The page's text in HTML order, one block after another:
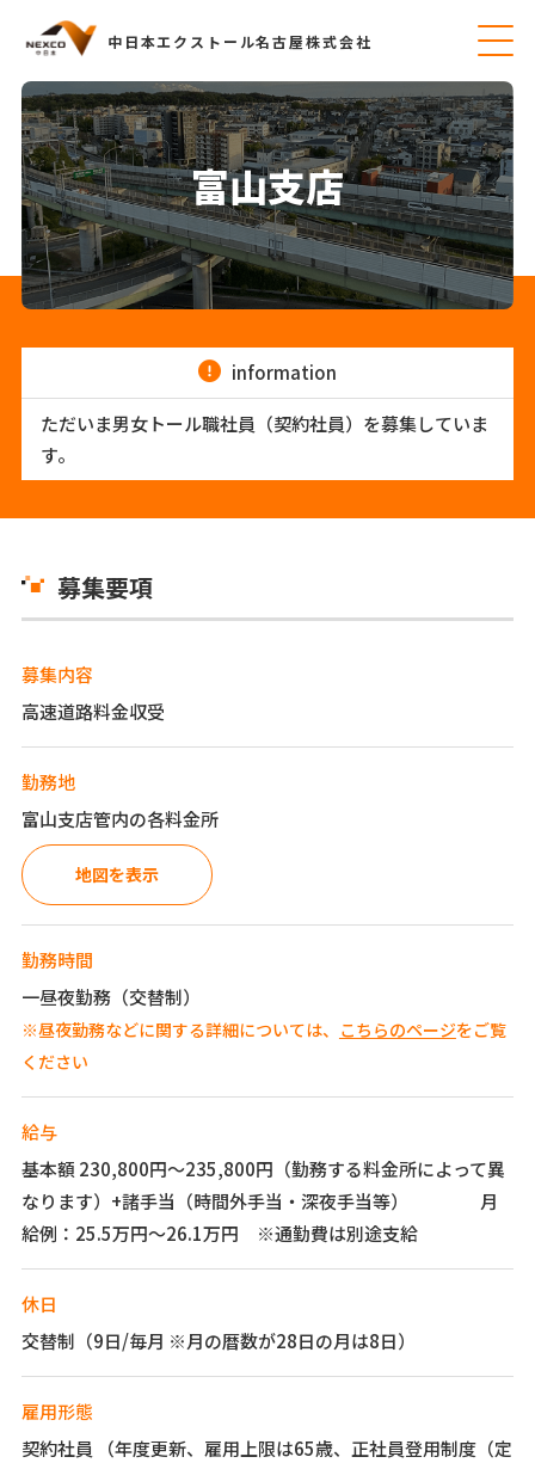
中日本エクストール名古屋株式会社
富山支店
information
ただいま男女トール職社員（契約社員）を募集していま
す。
募集要項
募集内容
高速道路料金収受
勤務地
富山支店管内の各料金所
地図を表示
勤務時間
一昼夜勤務（交替制）
※昼夜勤務などに関する詳細については、 こちらのページをご覧
ください
給与
基本額 230,800円～235,800円（勤務する料金所によって異
なります）+諸手当（時間外手当・深夜手当等） 月
給例：25.5万円～26.1万円 ※通勤費は別途支給
休日
交替制（9日/毎月 ※月の暦数が28日の月は8日）
雇用形態
契約社員 （年度更新、雇用上限は65歳、正社員登用制度（定